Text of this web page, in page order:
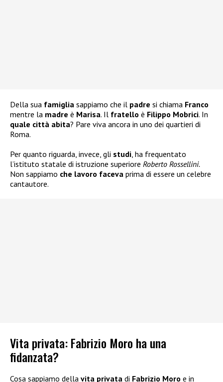
Della sua famiglia sappiamo che il padre si chiama Franco
mentre la madre è Marisa. Il fratello è Filippo Mobrici. In
quale città abita? Pare viva ancora in uno dei quartieri di
Roma.
Per quanto riguarda, invece, gli studi , ha frequentato
l’istituto statale di istruzione superiore Roberto Rossellini.
Non sappiamo che lavoro faceva prima di essere un celebre
cantautore.
Vita privata: Fabrizio Moro ha una
fidanzata?
Cosa sappiamo della vita privata di Fabrizio Moro e in